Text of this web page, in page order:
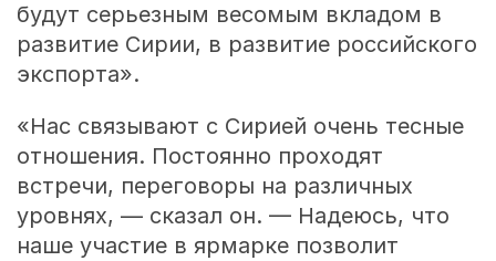
будут серьезным весомым вкладом в
развитие Сирии, в развитие российского
экспорта».
«Нас связывают с Сирией очень тесные
отношения. Постоянно проходят
встречи, переговоры на различных
уровнях, — сказал он. — Надеюсь, что
наше участие в ярмарке позволит